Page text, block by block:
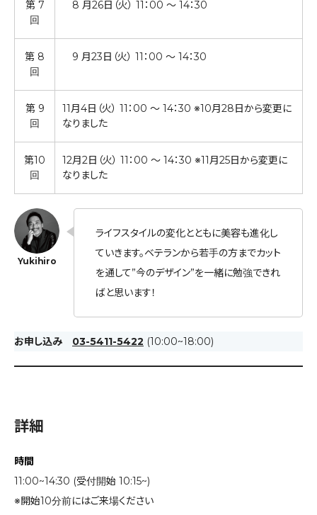
第 7
回
8 月26日（火） 11：00 ～ 14：30
第 8
回
9 月23日（火） 11：00 ～ 14：30
第 9
回
11月4日（火） 11：00 ～ 14：30 ※10月28日から変更に
なりました
第10
回
12月2日（火） 11：00 ～ 14：30 ※11月25日から変更に
なりました
ライフスタイルの変化とともに美容も進化し
ていきます。ベテランから若手の方までカット
を通して”今のデザイン”を一緒に勉強できれ
ばと思います！
お申し込み 03-5411-5422 (10:00~18:00)
詳細
時間
11:00~14:30 (受付開始 10:15~)
※開始10分前にはご来場ください